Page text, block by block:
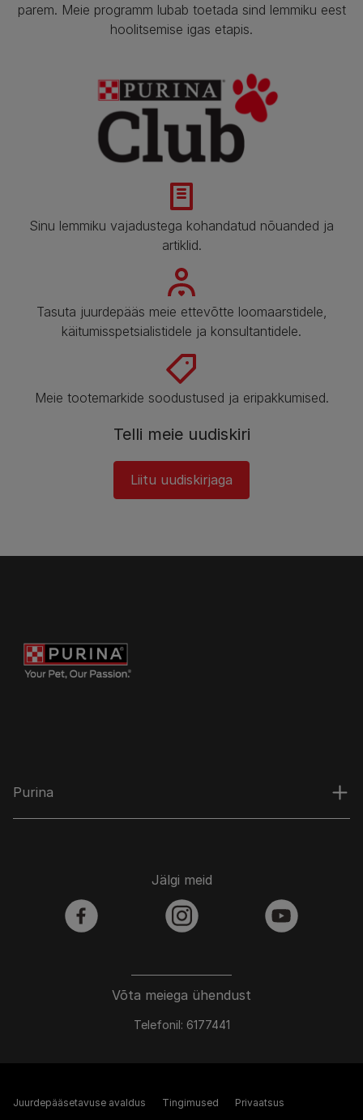
parem. Meie programm lubab toetada sind lemmiku eest
hoolitsemise igas etapis.​
Sinu lemmiku vajadustega kohandatud nõuanded ja
artiklid.​
Tasuta juurdepääs meie ettevõtte loomaarstidele,
käitumisspetsialistidele ja konsultantidele.​
Meie tootemarkide soodustused ja eripakkumised.​
Telli meie uudiskiri​
Liitu uudiskirjaga
Purina
Võta meiega ühendust
Telefonil: 6177441
Jälgi meid
facebook instagram youtube
Juurdepääsetavuse avaldus Tingimused Privaatsus